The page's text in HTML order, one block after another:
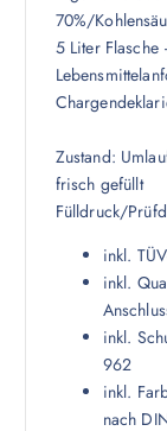
70%/
5 Liter
Zustand:
frisch gefüllt
Fülldruck/
inkl.
inkl.
inkl.
962
inkl.
nach